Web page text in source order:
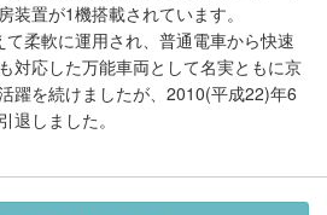
装置が1機搭載されています。
柔軟に運用され、普通電車から快速
対応した万能車両として名実ともに京
躍を続けましたが、2010(平成22)年6
退しました。